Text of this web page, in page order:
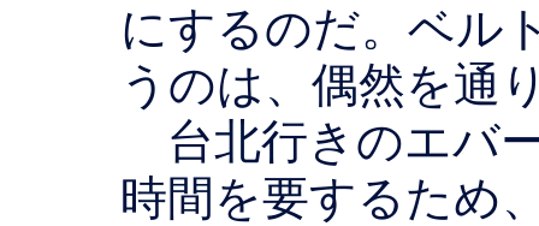
にするのだ。ベル
うのは、偶然を通
台北行きのエバ
時間を要するため